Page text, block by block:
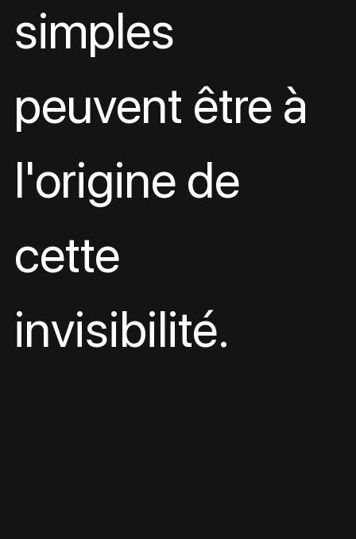
simples
peuvent être à
l'origine de
cette
invisibilité.